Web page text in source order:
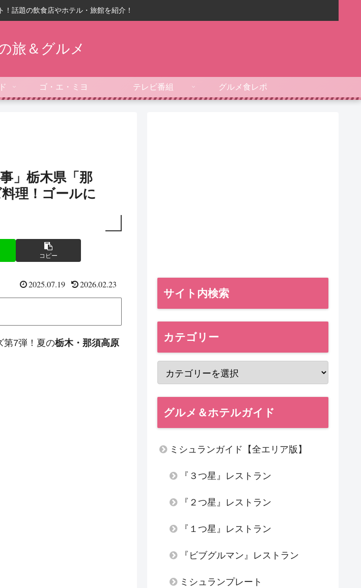
話題の飲食店やホテル・旅館を紹介！
旅＆グルメ
ゴ・エ・ミヨ テレビ番組 グルメ食レポ
」栃木県「那
理！ゴールに
コピー
2025.07.19 2026.02.23
第7弾！夏の栃木・那須高原
サイト内検索
カテゴリー
グルメ＆ホテルガイド
ミシュランガイド【全エリア版】
『３つ星』レストラン
『２つ星』レストラン
『１つ星』レストラン
『ビブグルマン』レストラン
ミシュランプレート